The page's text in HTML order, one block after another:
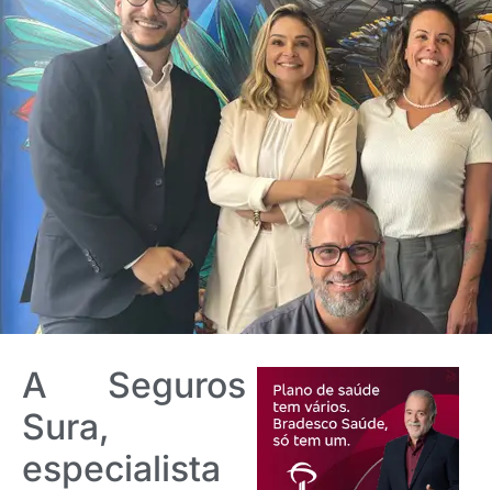
A Seguros
Sura,
especialista